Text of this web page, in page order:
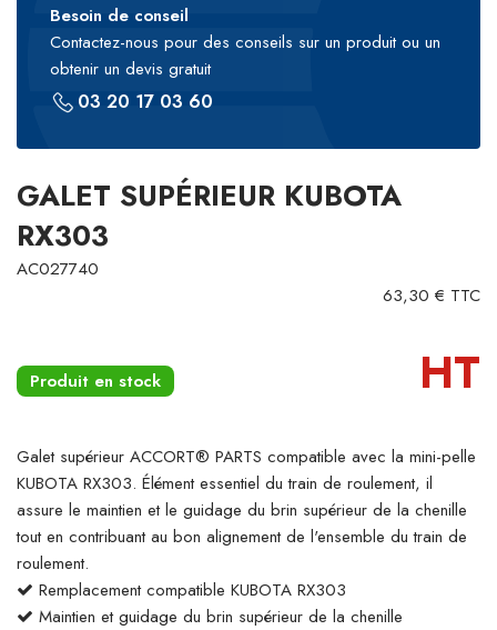
Besoin de conseil
Contactez-nous pour des conseils sur un produit ou un
obtenir un devis gratuit
03 20 17 03 60
GALET SUPÉRIEUR KUBOTA
RX303
AC027740
63,30 € TTC
Produit en stock HT
Galet supérieur ACCORT® PARTS compatible avec la mini-pelle
KUBOTA RX303. Élément essentiel du train de roulement, il
assure le maintien et le guidage du brin supérieur de la chenille
tout en contribuant au bon alignement de l'ensemble du train de
roulement.
Remplacement compatible KUBOTA RX303
Maintien et guidage du brin supérieur de la chenille